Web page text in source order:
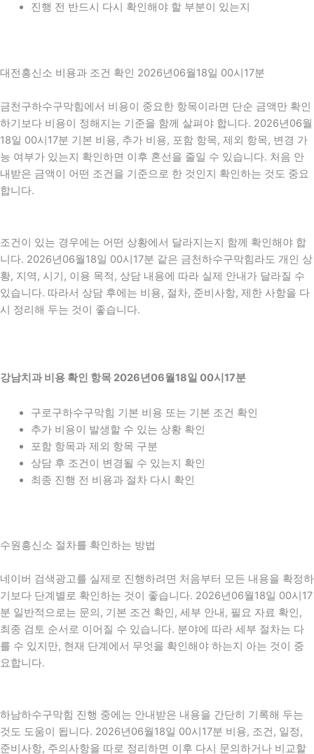
진행 전 반드시 다시 확인해야 할 부분이 있는지
대전흥신소 비용과 조건 확인 2026년06월18일 00시17분
금천구하수구막힘에서 비용이 중요한 항목이라면 단순 금액만 확인
하기보다 비용이 정해지는 기준을 함께 살펴야 합니다. 2026년06월
18일 00시17분 기본 비용, 추가 비용, 포함 항목, 제외 항목, 변경 가
능 여부가 있는지 확인하면 이후 혼선을 줄일 수 있습니다. 처음 안
내받은 금액이 어떤 조건을 기준으로 한 것인지 확인하는 것도 중요
합니다.
조건이 있는 경우에는 어떤 상황에서 달라지는지 함께 확인해야 합
니다. 2026년06월18일 00시17분 같은 금천하수구막힘라도 개인 상
황, 지역, 시기, 이용 목적, 상담 내용에 따라 실제 안내가 달라질 수
있습니다. 따라서 상담 후에는 비용, 절차, 준비사항, 제한 사항을 다
시 정리해 두는 것이 좋습니다.
강남치과 비용 확인 항목 2026년06월18일 00시17분
구로구하수구막힘 기본 비용 또는 기본 조건 확인
추가 비용이 발생할 수 있는 상황 확인
포함 항목과 제외 항목 구분
상담 후 조건이 변경될 수 있는지 확인
최종 진행 전 비용과 절차 다시 확인
수원흥신소 절차를 확인하는 방법
네이버 검색광고를 실제로 진행하려면 처음부터 모든 내용을 확정하
기보다 단계별로 확인하는 것이 좋습니다. 2026년06월18일 00시17
분 일반적으로는 문의, 기본 조건 확인, 세부 안내, 필요 자료 확인,
최종 검토 순서로 이어질 수 있습니다. 분야에 따라 세부 절차는 다
를 수 있지만, 현재 단계에서 무엇을 확인해야 하는지 아는 것이 중
요합니다.
하남하수구막힘 진행 중에는 안내받은 내용을 간단히 기록해 두는
것도 도움이 됩니다. 2026년06월18일 00시17분 비용, 조건, 일정,
준비사항, 주의사항을 따로 정리하면 이후 다시 문의하거나 비교할